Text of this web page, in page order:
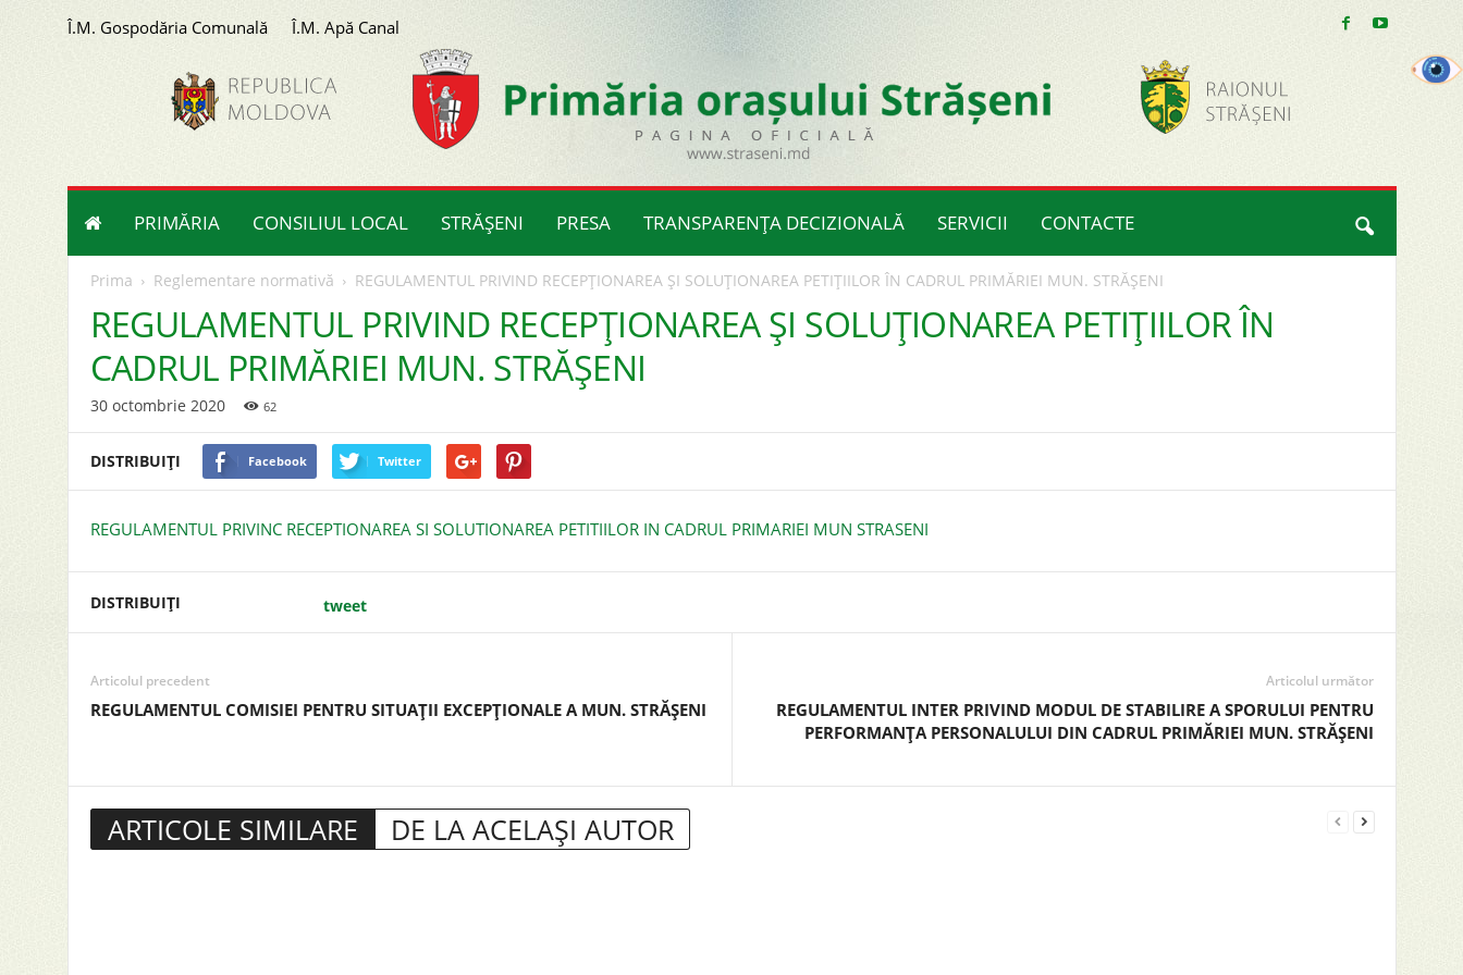
Î.M. Gospodăria Comunală
Î.M. Apă Canal
PRIMĂRIA CONSILIUL LOCAL STRĂȘENI PRESA TRANSPARENȚA DECIZIONALĂ SERVICII CONTACTE
Prima Reglementare normativă REGULAMENTUL PRIVIND RECEPŢIONAREA ŞI SOLUŢIONAREA PETIŢIILOR ÎN CADRUL PRIMĂRIEI MUN. STRĂŞENI
REGULAMENTUL PRIVIND RECEPŢIONAREA ŞI SOLUŢIONAREA PETIŢIILOR ÎN
CADRUL PRIMĂRIEI MUN. STRĂŞENI
30 octombrie 2020 62
DISTRIBUIȚI Facebook Twitter
REGULAMENTUL PRIVINC RECEPTIONAREA SI SOLUTIONAREA PETITIILOR IN CADRUL PRIMARIEI MUN STRASENI
DISTRIBUIȚI tweet
Articolul precedent
REGULAMENTUL COMISIEI PENTRU SITUAŢII EXCEPŢIONALE A MUN. STRĂŞENI
Articolul următor
REGULAMENTUL INTER PRIVIND MODUL DE STABILIRE A SPORULUI PENTRU
PERFORMANŢA PERSONALULUI DIN CADRUL PRIMĂRIEI MUN. STRĂŞENI
ARTICOLE SIMILARE DE LA ACELAȘI AUTOR